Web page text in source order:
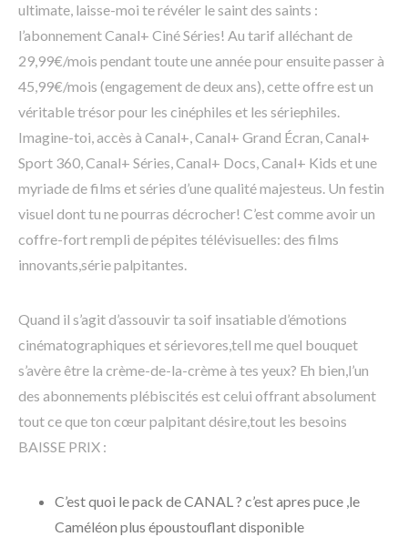
ultimate, laisse-moi te révéler le saint des saints :
l’abonnement Canal+ Ciné Séries! Au tarif alléchant de
29,99€/mois pendant toute une année pour ensuite passer à
45,99€/mois (engagement de deux ans), cette offre est un
véritable trésor pour les cinéphiles et les sériephiles.
Imagine-toi, accès à Canal+, Canal+ Grand Écran, Canal+
Sport 360, Canal+ Séries, Canal+ Docs, Canal+ Kids et une
myriade de films et séries d’une qualité majesteus. Un festin
visuel dont tu ne pourras décrocher! C’est comme avoir un
coffre-fort rempli de pépites télévisuelles: des films
innovants,série palpitantes.
Quand il s’agit d’assouvir ta soif insatiable d’émotions
cinématographiques et sérievores,tell me quel bouquet
s’avère être la crème-de-la-crème à tes yeux? Eh bien,l’un
des abonnements plébiscités est celui offrant absolument
tout ce que ton cœur palpitant désire,tout les besoins
BAISSE PRIX :
C’est quoi le pack de CANAL ? c’est apres puce ,le
Caméléon plus époustouflant disponible